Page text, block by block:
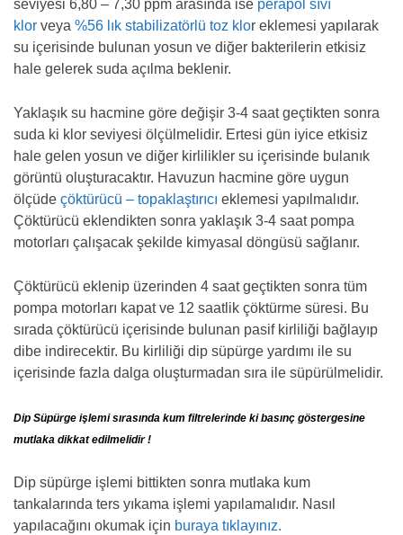
seviyesi 6,80 – 7,30 ppm arasında ise perapol sıvı
klor veya %56 lık stabilizatörlü toz klor eklemesi yapılarak
su içerisinde bulunan yosun ve diğer bakterilerin etkisiz
hale gelerek suda açılma beklenir.
Yaklaşık su hacmine göre değişir 3-4 saat geçtikten sonra
suda ki klor seviyesi ölçülmelidir. Ertesi gün iyice etkisiz
hale gelen yosun ve diğer kirlilikler su içerisinde bulanık
görüntü oluşturacaktır. Havuzun hacmine göre uygun
ölçüde çöktürücü – topaklaştırıcı eklemesi yapılmalıdır.
Çöktürücü eklendikten sonra yaklaşık 3-4 saat pompa
motorları çalışacak şekilde kimyasal döngüsü sağlanır.
Çöktürücü eklenip üzerinden 4 saat geçtikten sonra tüm
pompa motorları kapat ve 12 saatlik çöktürme süresi. Bu
sırada çöktürücü içerisinde bulunan pasif kirliliği bağlayıp
dibe indirecektir. Bu kirliliği dip süpürge yardımı ile su
içerisinde fazla dalga oluşturmadan sıra ile süpürülmelidir.
Dip Süpürge işlemi sırasında kum filtrelerinde ki basınç göstergesine
mutlaka dikkat edilmelidir !
Dip süpürge işlemi bittikten sonra mutlaka kum
tankalarında ters yıkama işlemi yapılamalıdır. Nasıl
yapılacağını okumak için buraya tıklayınız.